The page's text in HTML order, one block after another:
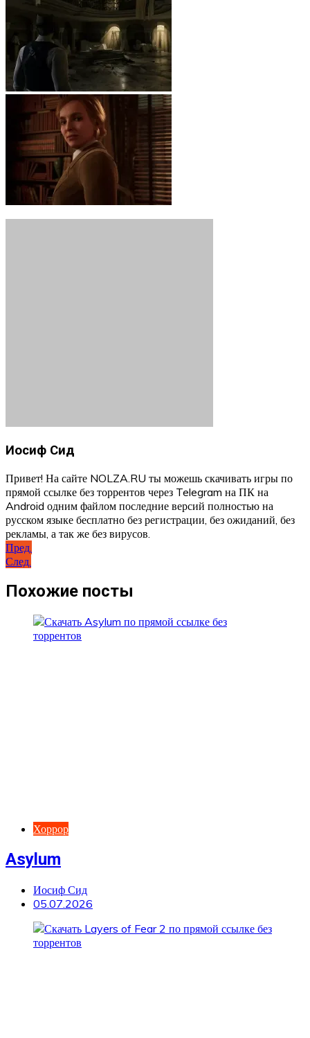
Иосиф Сид
Привет! На сайте NOLZA.RU ты можешь скачивать игры по
прямой ссылке без торрентов через Telegram на ПК на
Android одним файлом последние версий полностью на
русском языке бесплатно без регистрации, без ожиданий, без
рекламы, а так же без вирусов.
Навигация
по
записям
Пред.
След.
Похожие посты
Хоррор
Asylum
Иосиф Сид
05.07.2026